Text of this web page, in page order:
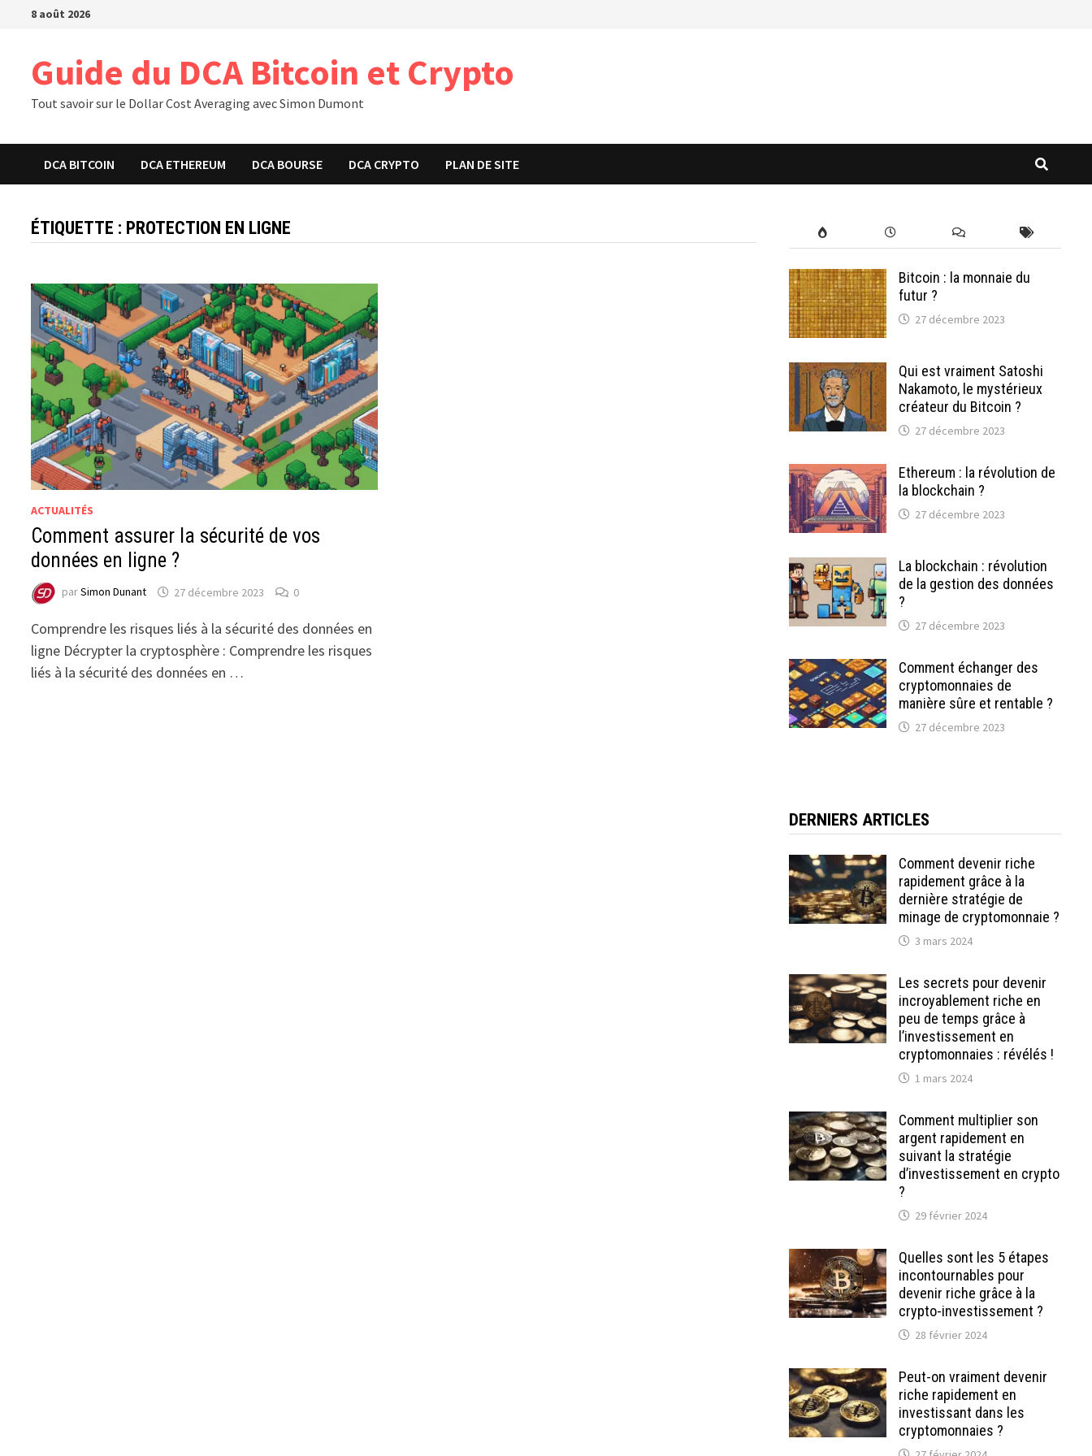
Passer8 août 2026
Guide du DCA Bitcoin et Crypto
Tout savoir sur le Dollar Cost Averaging avec Simon Dumont
DCA BITCOIN DCA ETHEREUM DCA BOURSE DCA CRYPTO PLAN DE SITE
ÉTIQUETTE : PROTECTION EN LIGNE
ACTUALITÉS
Comment assurer la sécurité de vos
données en ligne ?
parSimon Dunant 27 décembre 2023 0
Comprendre les risques liés à la sécurité des données en
ligne Décrypter la cryptosphère : Comprendre les risques
liés à la sécurité des données en …
Bitcoin : la monnaie du
futur ?
27 décembre 2023
Qui est vraiment Satoshi
Nakamoto, le mystérieux
créateur du Bitcoin ?
27 décembre 2023
Ethereum : la révolution de
la blockchain ?
27 décembre 2023
La blockchain : révolution
de la gestion des données
?
27 décembre 2023
Comment échanger des
cryptomonnaies de
manière sûre et rentable ?
27 décembre 2023
DERNIERS ARTICLES
Comment devenir riche
rapidement grâce à la
dernière stratégie de
minage de cryptomonnaie ?
3 mars 2024
Les secrets pour devenir
incroyablement riche en
peu de temps grâce à
l’investissement en
cryptomonnaies : révélés !
1 mars 2024
Comment multiplier son
argent rapidement en
suivant la stratégie
d’investissement en crypto
?
29 février 2024
Quelles sont les 5 étapes
incontournables pour
devenir riche grâce à la
crypto-investissement ?
28 février 2024
Peut-on vraiment devenir
riche rapidement en
investissant dans les
cryptomonnaies ?